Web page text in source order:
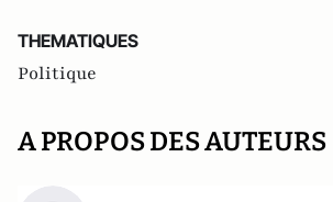
THEMATIQUES
Politique
A PROPOS DES AUTEURS